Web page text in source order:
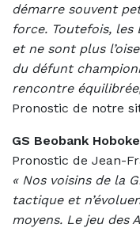
démarre souvent
force. Toutefois,
et ne sont plus
du défunt
rencontre
Pronostic de notre
GS Beobank
Pronostic de Jean-
« Nos voisins de la
tactique et
moyens. Le jeu des